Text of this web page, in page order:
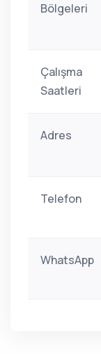
Bölgeleri
Çalışma
Saatleri
Adres
Telefon
WhatsApp